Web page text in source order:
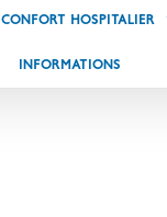
CONFORT HOSPITALIER
INFORMATIONS